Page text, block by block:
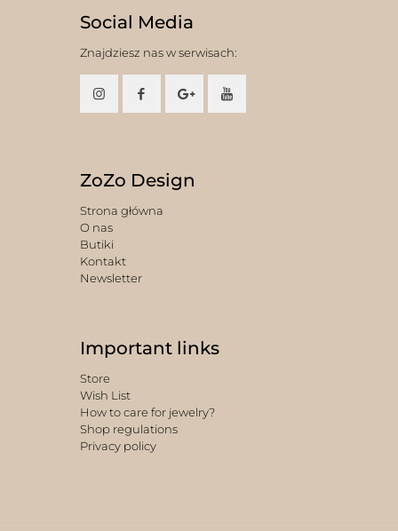
Social Media
Znajdziesz nas w serwisach:
ZoZo Design
Strona główna
O nas
Butiki
Kontakt
Newsletter
Important links
Store
Wish List
How to care for jewelry?
Shop regulations
Privacy policy